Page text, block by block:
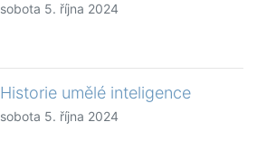
sobota 5. října 2024
Historie umělé inteligence
sobota 5. října 2024